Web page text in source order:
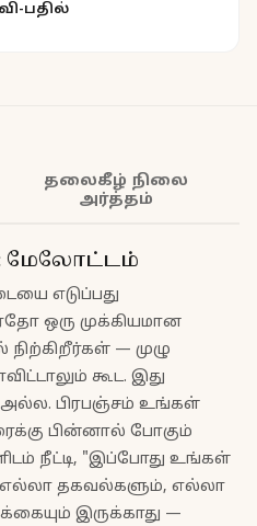
பதில்
தலைகீழ் நிலை
அர்த்தம்
மேலோட்டம்
எடுப்பது
ஒரு முக்கியமான
— முழு
கூட. இது
அல்ல. பிரபஞ்சம் உங்கள்
பின்னால் போகும்
நீட்டி, "இப்போது உங்கள்
எல்லா தகவல்களும், எல்லா
இருக்காது —